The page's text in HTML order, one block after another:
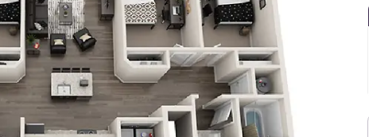
VCARB sorgt für
Momente für die